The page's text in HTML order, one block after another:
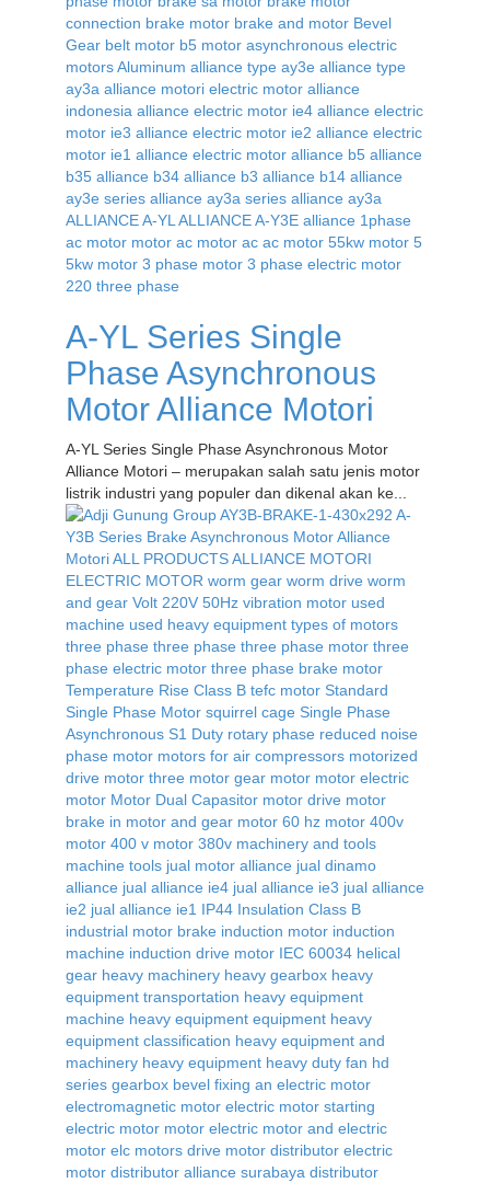
A-YL Series Single
Phase Asynchronous
Motor Alliance Motori
A-YL Series Single Phase Asynchronous Motor
Alliance Motori – merupakan salah satu jenis motor
listrik industri yang populer dan dikenal akan ke...